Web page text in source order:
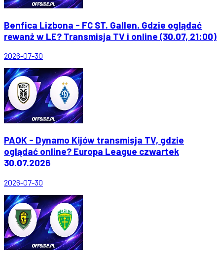
Benfica Lizbona - FC ST. Gallen. Gdzie oglądać
rewanż w LE? Transmisja TV i online (30.07, 21:00)
2026-07-30
PAOK - Dynamo Kijów transmisja TV, gdzie
oglądać online? Europa League czwartek
30.07.2026
2026-07-30